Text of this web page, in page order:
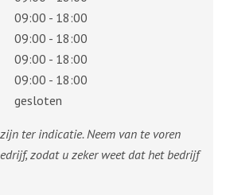
09:00 - 18:00
09:00 - 18:00
09:00 - 18:00
09:00 - 18:00
gesloten
ter indicatie. Neem van te voren
zodat u zeker weet dat het bedrijf